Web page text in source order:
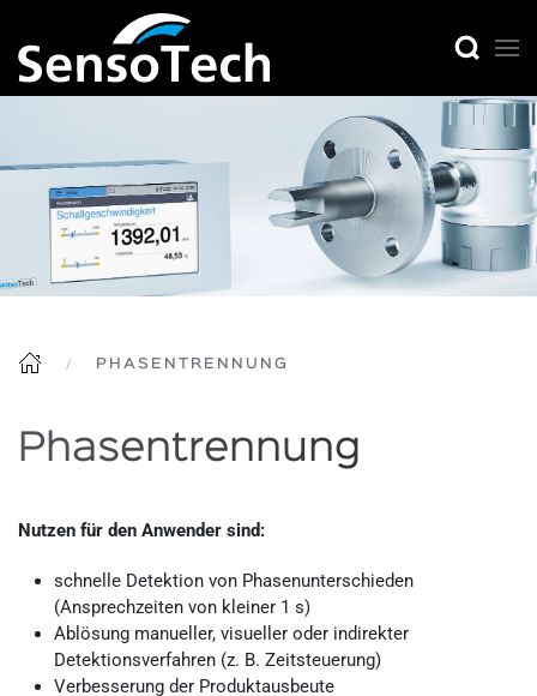
PHASENTRENNUNG
Phasentrennung
Nutzen für den Anwender sind:
schnelle Detektion von Phasenunterschieden
(Ansprechzeiten von kleiner 1 s)
Ablösung manueller, visueller oder indirekter
Detektionsverfahren (z. B. Zeitsteuerung)
Verbesserung der Produktausbeute